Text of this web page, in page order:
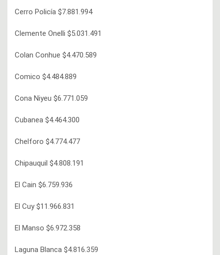
Cerro Policía $7.881.994
Clemente Onelli $5.031.491
Colan Conhue $4.470.589
Comico $4.484.889
Cona Niyeu $6.771.059
Cubanea $4.464.300
Chelforo $4.774.477
Chipauquil $4.808.191
El Cain $6.759.936
El Cuy $11.966.831
El Manso $6.972.358
Laguna Blanca $4.816.359